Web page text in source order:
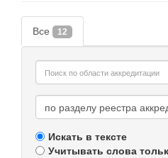
Все 12
Искать в тексте
Учитывать слова